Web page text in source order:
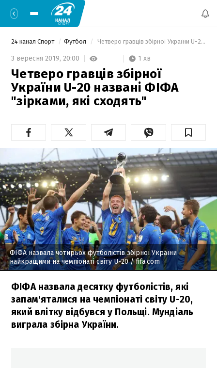
24 канал Спорт Футбол Четверо гравців збірної України U-20 названі ФІФА "зірками, які сходять"
3 вересня 2019, 20:00 1 хв
Четверо гравців збірної
України U-20 названі ФІФА
"зірками, які сходять"
ФІФА назвала чотирьох футболістів збірної України
найкращими на чемпіонаті світу U-20/ fifa.com
ФІФА назвала десятку футболістів, які
запам'яталися на чемпіонаті світу U-20,
який влітку відбувся у Польщі. Мундіаль
виграла збірна України.